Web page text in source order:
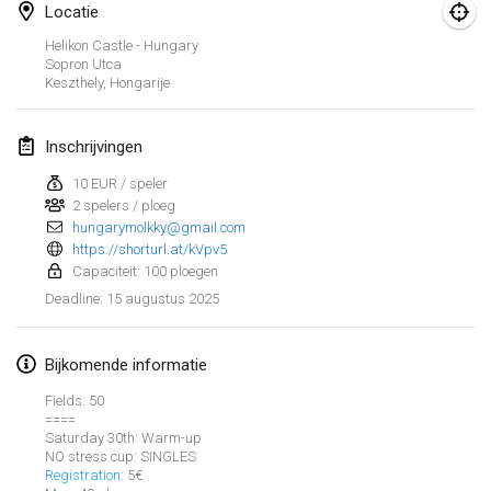
Samengesteld door Mölkk Your World
Weergave lijst
Locatie
Helikon Castle - Hungary
Sopron Utca
Keszthely, Hongarije
Inschrijvingen
10 EUR / speler
2 spelers / ploeg
hungarymolkky@gmail.com
https://shorturl.at/kVpv5
Capaciteit: 100 ploegen
Deadline: 15 augustus 2025
Bijkomende informatie
Fields: 50
====
Saturday 30th: Warm-up
NO stress cup: SINGLES
Registration: 5€
februari 2025
US Mölkky Winter
7 feb. 2025
Open des vendanges tardives
8 feb. 2025|Frankrijk
Indoor de la CASAS
15 feb. 2025|Frankrijk
15 feb. 2025|Finland
Warm-up EM Indoor
28 feb. 2025|Tsjechië
tornooien weergegeven